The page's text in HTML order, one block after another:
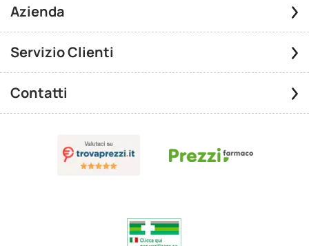
Azienda
Servizio Clienti
Contatti